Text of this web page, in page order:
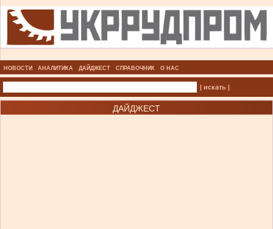
НОВОСТИ АНАЛИТИКА ДАЙДЖЕСТ СПРАВОЧНИК О НАС
| искать |
ДАЙДЖЕСТ